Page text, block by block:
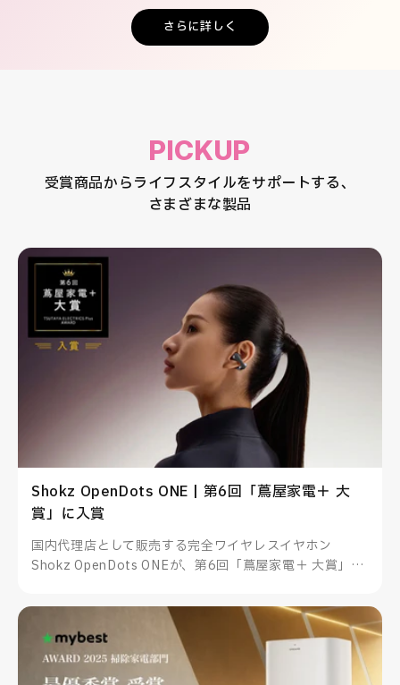
さらに詳しく
PICKUP
受賞商品からライフスタイルをサポートする、
さまざまな製品
Shokz OpenDots ONE | 第6回「蔦屋家電＋ 大
賞」に入賞
国内代理店として販売する完全ワイヤレスイヤホン
Shokz OpenDots ONEが、第6回「蔦屋家電＋ 大賞」に